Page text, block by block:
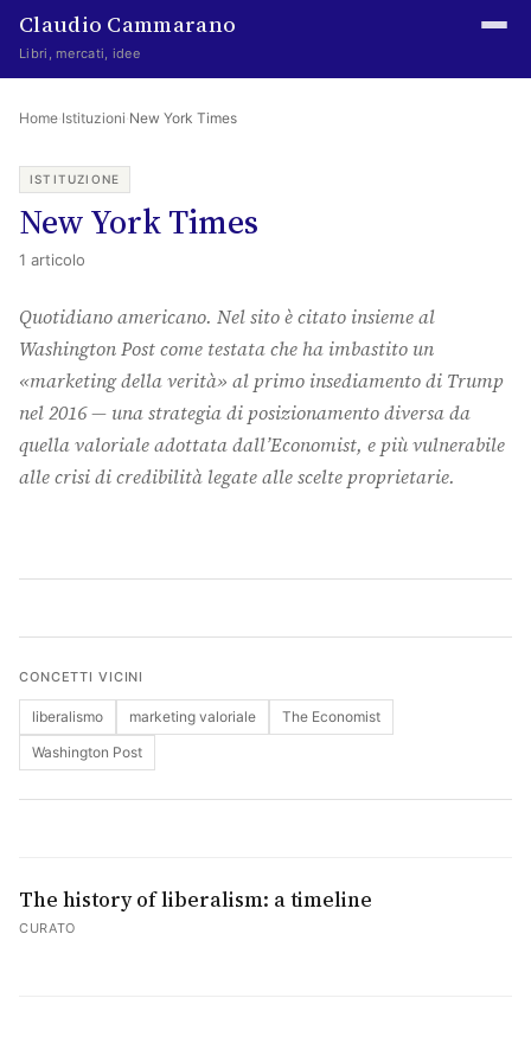
Claudio Cammarano
Libri, mercati, idee
Home
Writings
Curated
Learning log
Irene Media
Indice
About
Cerca
Home·Istituzioni·New York Times
ISTITUZIONE
New York Times
1 articolo
Quotidiano americano. Nel sito è citato insieme al
Washington Post come testata che ha imbastito un
«marketing della verità» al primo insediamento di Trump
nel 2016 — una strategia di posizionamento diversa da
quella valoriale adottata dall’Economist, e più vulnerabile
alle crisi di credibilità legate alle scelte proprietarie.
CONCETTI VICINI
liberalismo marketing valoriale
The Economist
Washington Post
The history of liberalism: a timeline
CURATO